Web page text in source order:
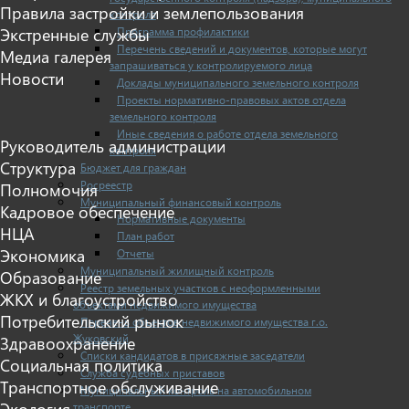
контроля
Программа профилактики
Перечень сведений и документов, которые могут
запрашиваться у контролируемого лица
Доклады муниципального земельного контроля
Проекты нормативно-правовых актов отдела
земельного контроля
Иные сведения о работе отдела земельного
контроля
Бюджет для граждан
Росреестр
Муниципальный финансовый контроль
Нормативные документы
План работ
Отчеты
Муниципальный жилищный контроль
Реестр земельных участков с неоформленными
объектами недвижимого имущества
Перечень объектов недвижимого имущества г.о.
Жуковский
Списки кандидатов в присяжные заседатели
Служба судебных приставов
Муниципальный контроль на автомобильном
транспорте
Правила застройки и землепользования
Экстренные службы
Медиа галерея
Новости
Руководитель администрации
Структура
Полномочия
Кадровое обеспечение
НЦА
Экономика
Образование
ЖКХ и благоустройство
Потребительский рынок
Здравоохранение
Социальная политика
Транспортное обслуживание